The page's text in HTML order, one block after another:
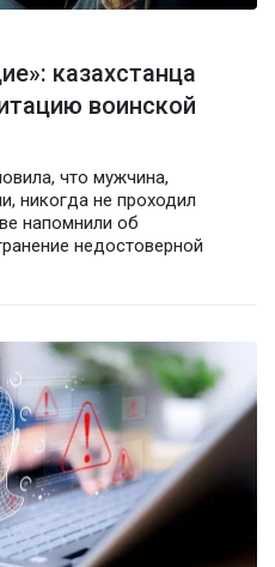
казахстанца
воинской
что мужчина,
никогда не проходил
напомнили об
недостоверной